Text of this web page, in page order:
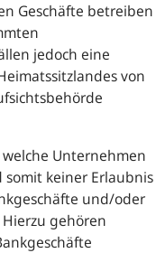
Geschäfte betreiben
jedoch eine
von
Unternehmen
keiner Erlaubnis
und/oder
gehören